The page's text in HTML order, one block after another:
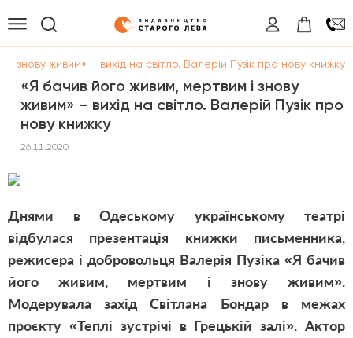
знову живим» – вихід на світло. Валерій Пузік про нову книжку
«Я бачив його живим, мертвим і знову
живим» – вихід на світло. Валерій Пузік про
нову книжку
26.11.2020
Днями в Одеському українському театрі
відбулася презентація книжки письменника,
режисера і добровольця Валерія Пузіка «Я бачив
його живим, мертвим і знову живим».
Модерувала захід Світлана Бондар в межах
проєкту «Теплі зустрічі в Грецькій залі». Актор